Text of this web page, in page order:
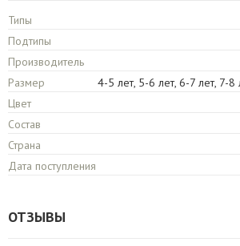
Типы
Подтипы
Производитель
Размер
4-5 лет, 5-6 лет, 6-7 лет, 7-
Цвет
Состав
Страна
Дата поступления
ОТЗЫВЫ